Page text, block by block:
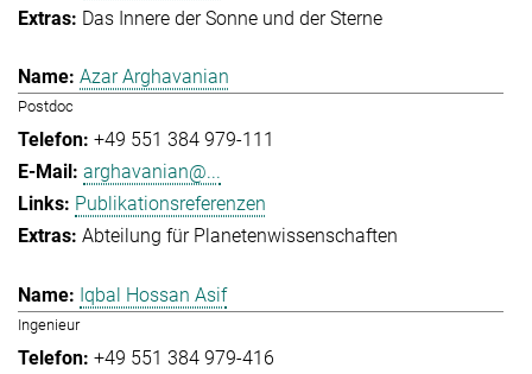
Das Innere der Sonne und der Sterne
Azar Arghavanian
Postdoc
+49 551 384 979-111
arghavanian@...
Publikationsreferenzen
Abteilung für Planetenwissenschaften
Iqbal Hossan Asif
Ingenieur
+49 551 384 979-416